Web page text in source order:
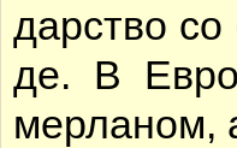
дар­ство
де. В
мер­ла­ном,